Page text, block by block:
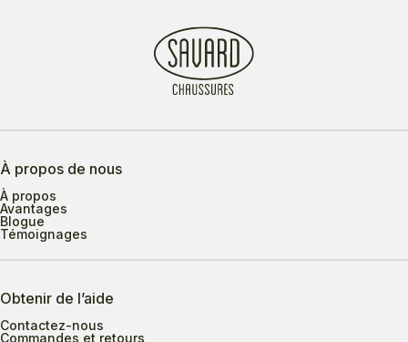
À propos de nous
À propos
Avantages
Blogue
Témoignages
Obtenir de l’aide
Contactez-nous
Commandes et retours